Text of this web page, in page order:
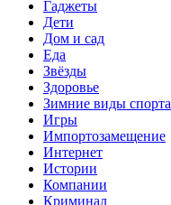
Гаджеты
Дети
Дом и сад
Еда
Звёзды
Здоровье
Зимние виды спорта
Игры
Импортозамещение
Интернет
Истории
Компании
Криминал